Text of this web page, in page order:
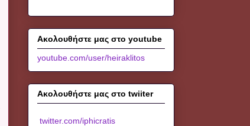
Ακολουθήστε μας στο youtube
youtube.com/user/heiraklitos
Ακολουθήστε μας στο twiiter
twitter.com/iphicratis